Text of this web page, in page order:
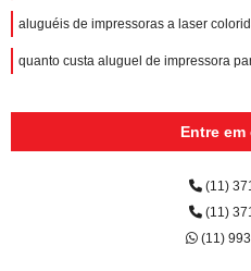
aluguéis de impressoras a laser
quanto custa aluguel de impressora
Entre
(11)
(11)
(11)